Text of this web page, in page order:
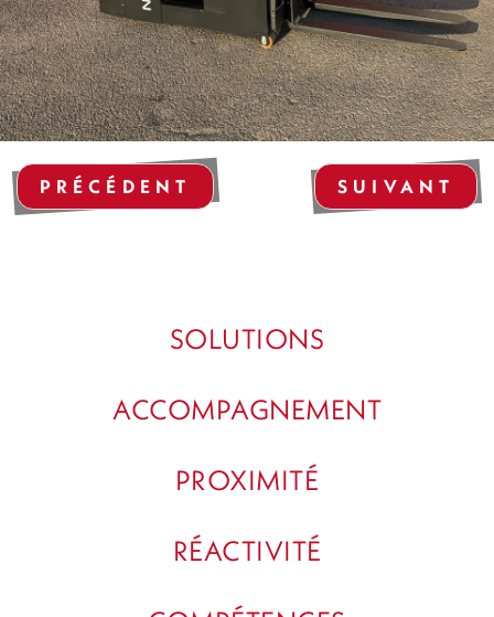
PRÉCÉDENT SUIVANT
SOLUTIONS
ACCOMPAGNEMENT
PROXIMITÉ
RÉACTIVITÉ